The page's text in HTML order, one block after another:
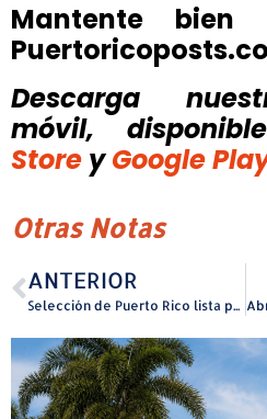
Mantente bien
Descarga
móvil, disponible
Store y Google
Otras Notas
ANTERIOR
Selección de Puerto Rico lista para su debut en la Copa Davis en Bangkok